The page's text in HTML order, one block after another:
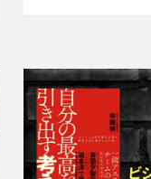
の作るゼミ・ク
つい長居をして
素晴らしいお人